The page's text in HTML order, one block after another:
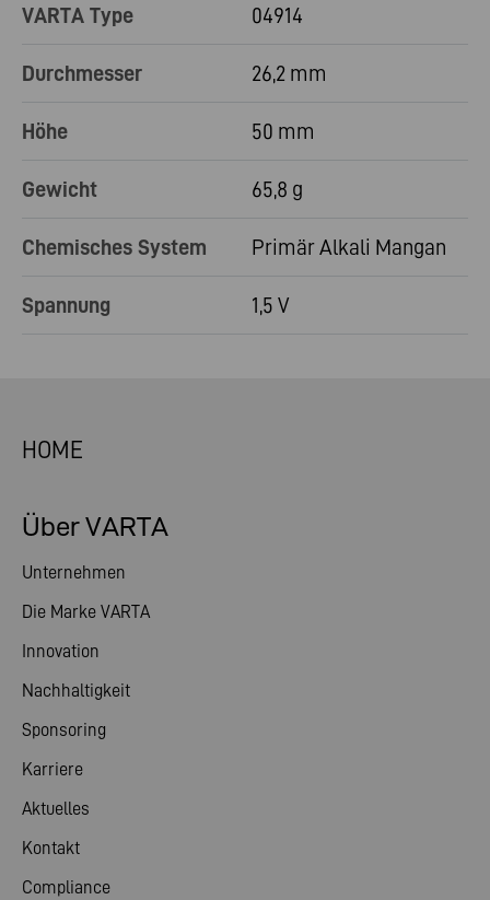
VARTA Type 04914
Durchmesser 26,2 mm
Höhe 50 mm
Gewicht 65,8 g
Chemisches System Primär Alkali Mangan
Spannung 1,5 V
HOME
Über VARTA
Unternehmen
Die Marke VARTA
Innovation
Nachhaltigkeit
Sponsoring
Karriere
Aktuelles
Kontakt
Compliance